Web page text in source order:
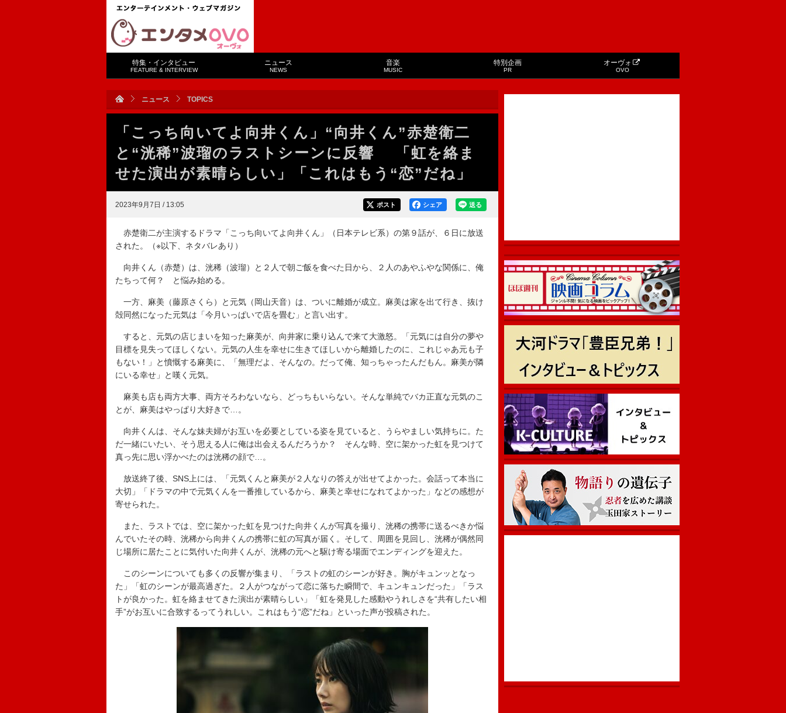
特集・インタビュー
FEATURE & INTERVIEW
ニュース
NEWS
音楽
MUSIC
特別企画
PR
オーヴォ
OVO
ニュース TOPICS
「こっち向いてよ向井くん」“向井くん”赤楚衛二
と“洸稀”波瑠のラストシーンに反響 「虹を絡ま
せた演出が素晴らしい」「これはもう“恋”だね」
2023年9月7日 / 13:05 送る
シェア
ポスト
赤楚衛二が主演するドラマ「こっち向いてよ向井くん」（日本テレビ系）の第９話が、６日に放送
された。（※以下、ネタバレあり）
向井くん（赤楚）は、洸稀（波瑠）と２人で朝ご飯を食べた日から、２人のあやふやな関係に、俺
たちって何？ と悩み始める。
一方、麻美（藤原さくら）と元気（岡山天音）は、ついに離婚が成立。麻美は家を出て行き、抜け
殻同然になった元気は「今月いっぱいで店を畳む」と言い出す。
すると、元気の店じまいを知った麻美が、向井家に乗り込んで来て大激怒。「元気には自分の夢や
目標を見失ってほしくない。元気の人生を幸せに生きてほしいから離婚したのに、これじゃあ元も子
もない！」と憤慨する麻美に、「無理だよ、そんなの。だって俺、知っちゃったんだもん。麻美が隣
にいる幸せ」と嘆く元気。
麻美も店も両方大事、両方そろわないなら、どっちもいらない。そんな単純でバカ正直な元気のこ
とが、麻美はやっぱり大好きで…。
向井くんは、そんな妹夫婦がお互いを必要としている姿を見ていると、うらやましい気持ちに。た
だ一緒にいたい、そう思える人に俺は出会えるんだろうか？ そんな時、空に架かった虹を見つけて
真っ先に思い浮かべたのは洸稀の顔で…。
放送終了後、SNS上には、「元気くんと麻美が２人なりの答えが出せてよかった。会話って本当に
大切」「ドラマの中で元気くんを一番推しているから、麻美と幸せになれてよかった」などの感想が
寄せられた。
また、ラストでは、空に架かった虹を見つけた向井くんが写真を撮り、洸稀の携帯に送るべきか悩
んでいたその時、洸稀から向井くんの携帯に虹の写真が届く。そして、周囲を見回し、洸稀が偶然同
じ場所に居たことに気付いた向井くんが、洸稀の元へと駆け寄る場面でエンディングを迎えた。
このシーンについても多くの反響が集まり、「ラストの虹のシーンが好き。胸がキュンッとなっ
た」「虹のシーンが最高過ぎた。２人がつながって恋に落ちた瞬間で、キュンキュンだった」「ラス
トが良かった。虹を絡ませてきた演出が素晴らしい」「虹を発見した感動やうれしさを“共有したい相
手”がお互いに合致するってうれしい。これはもう“恋”だね」といった声が投稿された。